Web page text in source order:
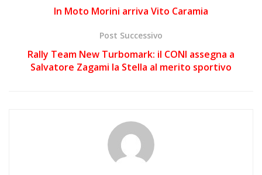
In Moto Morini arriva Vito Caramia
Post Successivo
Rally Team New Turbomark: il CONI assegna a
Salvatore Zagami la Stella al merito sportivo